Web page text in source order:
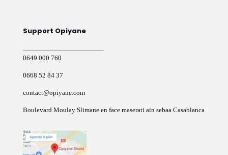
Support Opiyane
0649 000 760
0668 52 84 37
contact@opiyane.com
Boulevard Moulay Slimane en face maserati ain sebaa Casablanca